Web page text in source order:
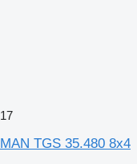
17
MAN TGS 35.480 8x4